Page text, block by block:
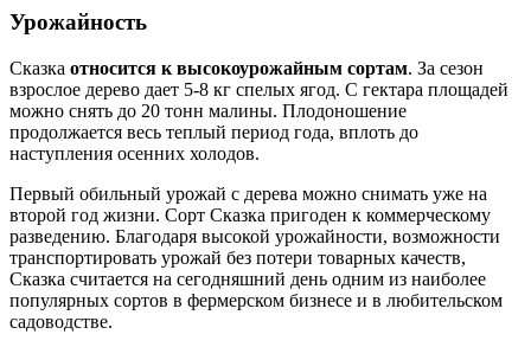
Урожайность
Сказка относится к высокоурожайным сортам. За сезон
взрослое дерево дает 5-8 кг спелых ягод. С гектара площадей
можно снять до 20 тонн малины. Плодоношение
продолжается весь теплый период года, вплоть до
наступления осенних холодов.
Первый обильный урожай с дерева можно снимать уже на
второй год жизни. Сорт Сказка пригоден к коммерческому
разведению. Благодаря высокой урожайности, возможности
транспортировать урожай без потери товарных качеств,
Сказка считается на сегодняшний день одним из наиболее
популярных сортов в фермерском бизнесе и в любительском
садоводстве.